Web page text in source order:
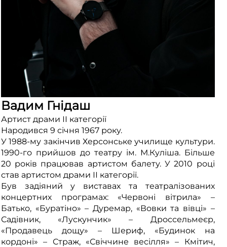
Вадим Гнідаш
Артист драми ІІ категорії
Народився 9 січня 1967 року.
У 1988-му закінчив Херсонське училище культури.
1990-го прийшов до театру ім. М.Куліша. Більше
20 років працював артистом балету. У 2010 році
став артистом драми ІІ категорії.
Був задіяний у виставах та театралізованих
концертних програмах: «Червоні вітрила» –
Батько, «Буратіно» – Дуремар, «Вовки та вівці» –
Садівник, «Лускунчик» – Дроссельмеєр,
«Продавець дощу» – Шериф, «Будинок на
кордоні» – Страж, «Свіччине весілля» – Кмітич,